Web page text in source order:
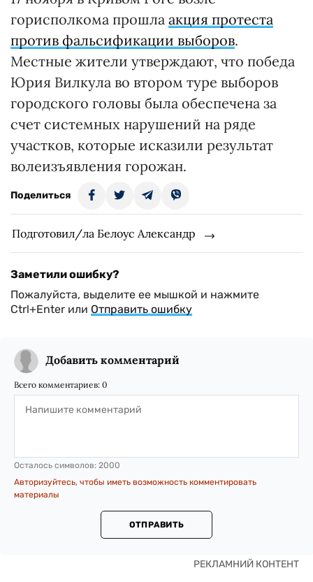
горисполкома прошла акция протеста
против фальсификации выборов.
Местные жители утверждают, что победа
Юрия Вилкула во втором туре выборов
городского головы была обеспечена за
счет системных нарушений на ряде
участков, которые исказили результат
волеизъявления горожан.
Поделиться
Подготовил/ла Белоус Александр
Заметили ошибку?
Пожалуйста, выделите ее мышкой и нажмите
Ctrl+Enter или Отправить ошибку
Добавить комментарий
Всего комментариев: 0
Осталось символов: 2000
Авторизуйтесь, чтобы иметь возможность комментировать
материалы
ОТПРАВИТЬ